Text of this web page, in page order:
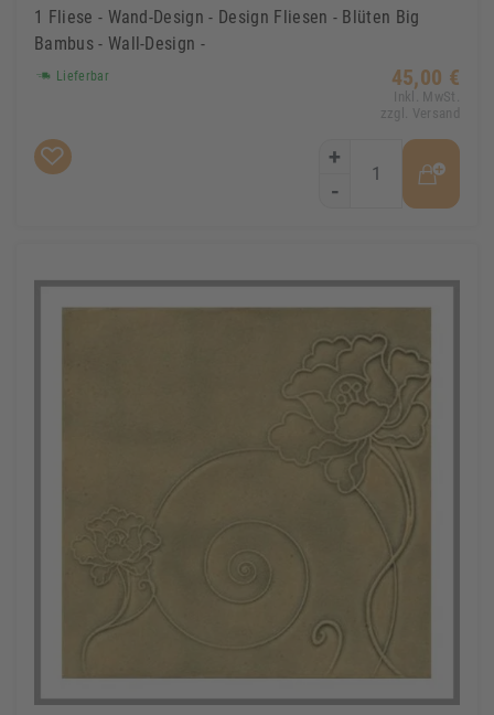
1 Fliese - Wand-Design - Design Fliesen - Blüten Big
Bambus - Wall-Design -
Lieferbar 45,00 €
Inkl. MwSt.
zzgl. Versand
+
-